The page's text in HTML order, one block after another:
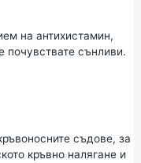
на антихистамин,
почувствате сънливи.
съдове, за
кръвно налягане и